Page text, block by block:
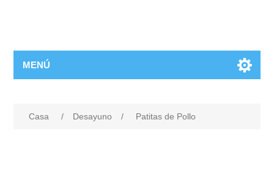
MENÚ
Casa / Desayuno / Patitas de Pollo